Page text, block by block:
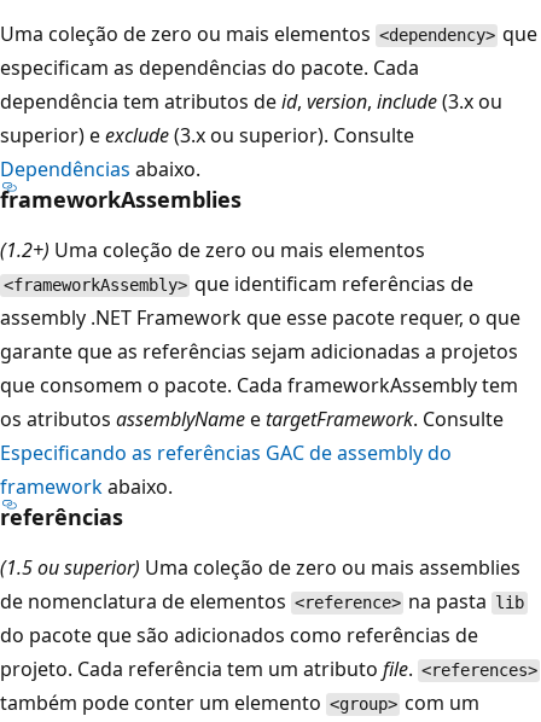
Uma coleção de zero ou mais elementos <dependency> que
especificam as dependências do pacote. Cada
dependência tem atributos deid, version, include(3.x ou
superior) eexclude(3.x ou superior). Consulte
Dependências abaixo.
frameworkAssemblies
(1.2+) Uma coleção de zero ou mais elementos
<frameworkAssembly> que identificam referências de
assembly .NET Framework que esse pacote requer, o que
garante que as referências sejam adicionadas a projetos
que consomem o pacote. Cada frameworkAssembly tem
os atributos assemblyNameetargetFramework. Consulte
Especificando as referências GAC de assembly do
frameworkabaixo.
referências
(1.5 ou superior) Uma coleção de zero ou mais assemblies
de nomenclatura de elementos <reference> na pasta lib
do pacote que são adicionados como referências de
projeto. Cada referência tem um atributo file. <references>
também pode conter um elemento <group> com um